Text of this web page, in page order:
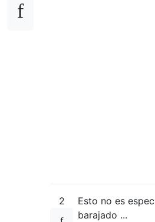
2
Esto no es
barajado ...